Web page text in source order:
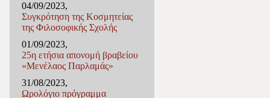
04/09/2023,
Συγκρότηση της Κοσμητείας
της Φιλοσοφικής Σχολής
01/09/2023,
25η ετήσια απονομή βραβείου
«Μενέλαος Παρλαμάς»
31/08/2023,
Ωρολόγιο πρόγραμμα